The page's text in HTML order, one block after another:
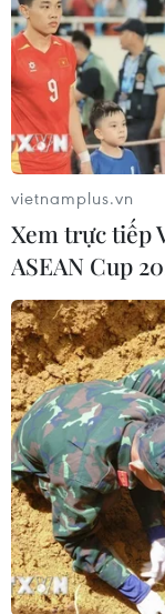
07/08/2026 10:19
Lào Cai:
tỉnh 161 sau
chia cắt
07/08/2026 10:08
Đã xác định
loạt ôtô thủng
Nam
07/08/2026 10:03
An Giang: Kịp
bị cháy nhà tại
07/08/2026 09:52
Đồng chí Lê
đạo tài năng
vietnamplus.vn
Xem trực tiếp
ASEAN Cup